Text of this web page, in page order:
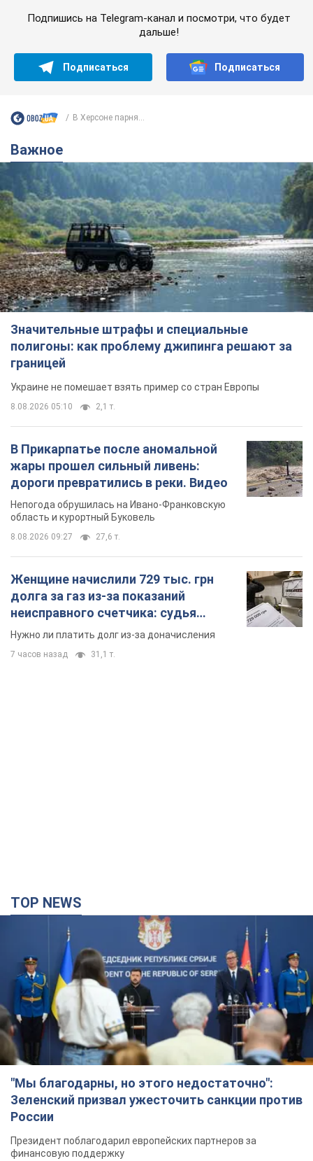
Подпишись на Telegram-канал и посмотри, что будет
дальше!
Подписаться Подписаться
В Херсоне парня...
Важное
Значительные штрафы и специальные
полигоны: как проблему джипинга решают за
границей
Украине не помешает взять пример со стран Европы
8.08.2026 05:10 2,1 т.
В Прикарпатье после аномальной
жары прошел сильный ливень:
дороги превратились в реки. Видео
Непогода обрушилась на Ивано-Франковскую
область и курортный Буковель
8.08.2026 09:27 27,6 т.
Женщине начислили 729 тыс. грн
долга за газ из-за показаний
неисправного счетчика: судья
вынес неожиданное решение
Нужно ли платить долг из-за доначисления
7 часов назад 31,1 т.
TOP NEWS
"Мы благодарны, но этого недостаточно":
Зеленский призвал ужесточить санкции против
России
Президент поблагодарил европейских партнеров за
финансовую поддержку